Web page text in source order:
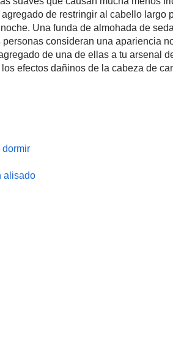
de restringir al cabello largo
Una funda de almohada de
consideran una apariencia
de una de ellas a tu arsenal
efectos dañinos de la cabeza de
dormir
alisado